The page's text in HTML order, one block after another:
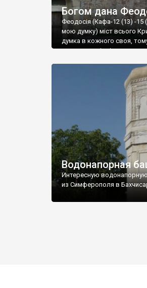
Богом дана
Феодосія (Кафа-12 (13) -15
мою думку) міст всього
думка в кожного своя,
запрошую відвідати це
Водонапорная
Интересную
из Симферополя в